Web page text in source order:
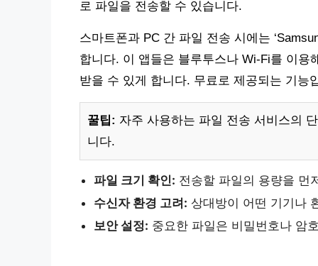
로 파일을 전송할 수 있습니다.
스마트폰과 PC 간 파일 전송 시에는
합니다. 이 앱들은 블루투스나 Wi-Fi를 이
받을 수 있게 합니다. 무료로 제공되는 기능
꿀팁: 자주 사용하는 파일 전송 서비스의
니다.
파일 크기 확인: 전송할 파일의 용량을 먼
수신자 환경 고려: 상대방이 어떤 기기나
보안 설정: 중요한 파일은 비밀번호나 암